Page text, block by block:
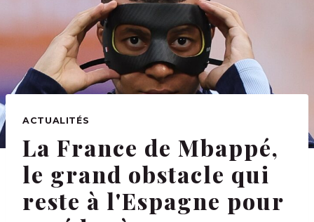
ACTUALITÉS
La France de Mbappé,
le grand obstacle qui
reste à l'Espagne pour